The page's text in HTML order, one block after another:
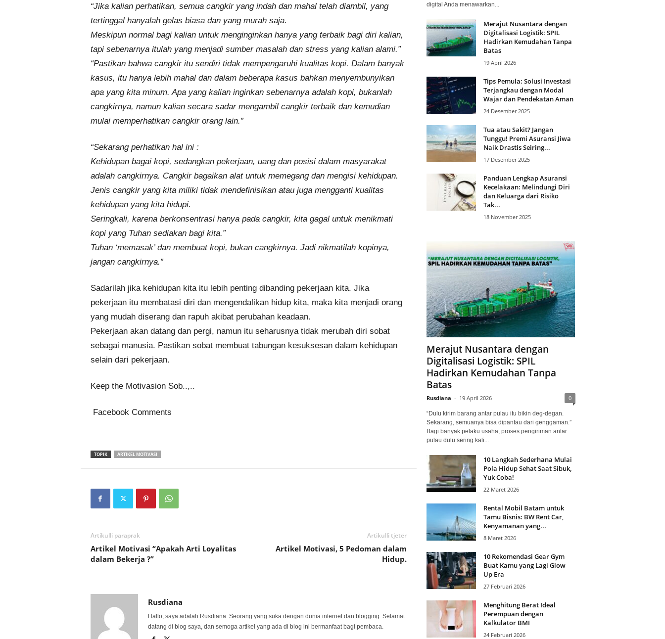
“Jika kalian perhatikan, semua cangkir yang indah dan mahal telah diambil, yang
tertinggal hanyalah gelas biasa dan yang murah saja.
Meskipun normal bagi kalian untuk menginginkan hanya yang terbaik bagi diri kalian,
tapi sebenarnya itulah yang menjadi sumber masalah dan stress yang kalian alami.”
“Pastikan bahwa cangkir itu sendiri tidak mempengaruhi kualitas kopi. Dalam banyak
kasus, itu hanya lebih mahal dan dalam beberapa kasus bahkan menyembunyikan
apa yang kita minum. Apa yang kalian inginkan sebenarnya adalah kopi, bukanlah
cangkirnya, namun kalian secara sadar mengambil cangkir terbaik dan kemudian
mulai memperhatikan cangkir orang lain.”
“Sekarang perhatikan hal ini :
Kehidupan bagai kopi, sedangkan pekerjaan, uang dan posisi dalam masyarakat
adalah cangkirnya. Cangkir bagaikan alat untuk memegang dan mengisi kehidupan.
Jenis cangkir yang kita miliki tidak mendefinisikan atau juga mengganti kualitas
kehidupan yang kita hidupi.
Seringkali, karena berkonsentrasi hanya pada cangkir, kita gagal untuk menikmati
kopi yang Tuhan sediakan bagi kita.”
Tuhan ‘memasak’ dan membuat kopi, bukan cangkirnya. Jadi nikmatilah kopinya,
jangan cangkirnya.”
Sadarilah jika kehidupan kita itu lebih penting dibanding pekerjaan kita. Jika
pekerjaan itu membatasi diri dan mengendalikan hidup kita, maka kita menjadi orang
yang mudah diserang dan rapuh akibat perubahan keadaan.
Pekerjaan akan datang dan pergi, namun itu seharusnya tidak merubah diri sobat
sebagai manusia. Pastikan sobat membuat tabungan kesuksesan dalam kehidupan
selain dari pekerjaan.
Keep the Motivasion Sob..,..
Facebook Comments
TOPIK ARTIKEL MOTIVASI
Artikulli paraprak
Artikel Motivasi “Apakah Arti Loyalitas
dalam Bekerja ?”
Artikulli tjetër
Artikel Motivasi, 5 Pedoman dalam
Hidup.
Rusdiana
Hallo, saya adalah Rusdiana. Seorang yang suka dengan dunia internet dan blogging. Selamat
datang di blog saya, dan semoga artikel yang ada di blog ini bermanfaat bagi pembaca.
digital Anda menawarkan...
Merajut Nusantara dengan
Digitalisasi Logistik: SPIL
Hadirkan Kemudahan Tanpa
Batas
19 April 2026
Tips Pemula: Solusi Investasi
Terjangkau dengan Modal
Wajar dan Pendekatan Aman
24 Desember 2025
Tua atau Sakit? Jangan
Tunggu! Premi Asuransi Jiwa
Naik Drastis Seiring...
17 Desember 2025
Panduan Lengkap Asuransi
Kecelakaan: Melindungi Diri
dan Keluarga dari Risiko
Tak...
18 November 2025
Merajut Nusantara dengan
Digitalisasi Logistik: SPIL
Hadirkan Kemudahan Tanpa
Batas
Rusdiana - 19 April 2026 0
“Dulu kirim barang antar pulau itu bikin deg-degan.
Sekarang, semuanya bisa dipantau dari genggaman.”
Bagi banyak pelaku usaha, proses pengiriman antar
pulau dulu sering kali...
10 Langkah Sederhana Mulai
Pola Hidup Sehat Saat Sibuk,
Yuk Coba!
22 Maret 2026
Rental Mobil Batam untuk
Tamu Bisnis: BW Rent Car,
Kenyamanan yang...
8 Maret 2026
10 Rekomendasi Gear Gym
Buat Kamu yang Lagi Glow
Up Era
27 Februari 2026
Menghitung Berat Ideal
Perempuan dengan
Kalkulator BMI
24 Februari 2026